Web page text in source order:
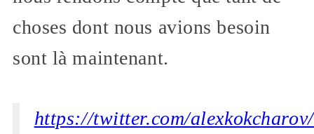
choses dont nous avions besoin
sont là maintenant.
https://twitter.com/